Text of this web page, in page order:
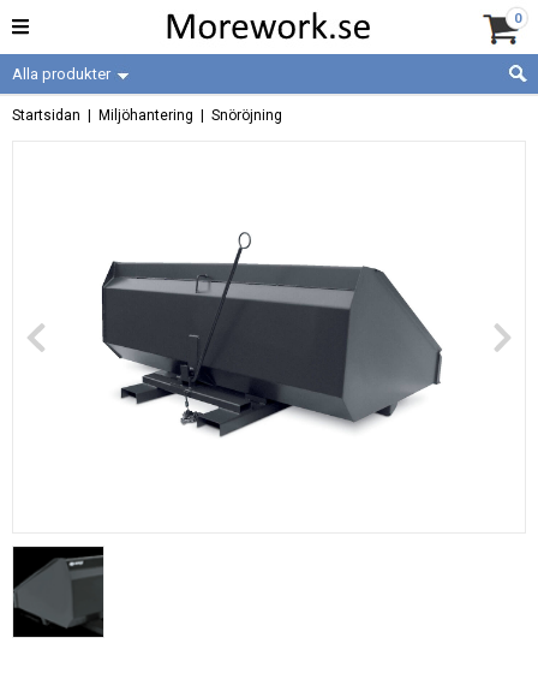
0
Alla produkter
Startsidan Miljöhantering Snöröjning